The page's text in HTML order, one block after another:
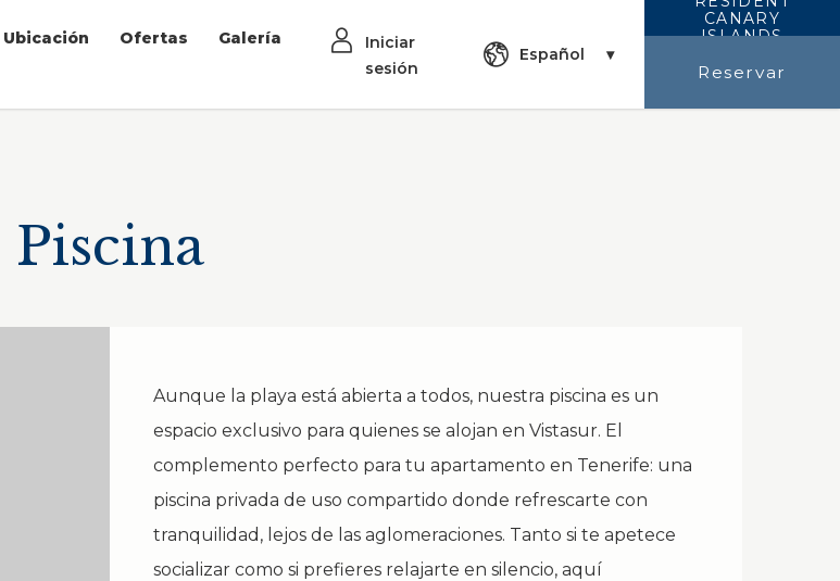
Ubicación Ofertas
Galería
Iniciar
sesión
Español
CANARY
ISLANDS
Reservar
Piscina
Aunque la playa está abierta a todos, nuestra piscina es un
espacio exclusivo para quienes se alojan en Vistasur. El
complemento perfecto para tu apartamento en Tenerife: una
piscina privada de uso compartido donde refrescarte con
tranquilidad, lejos de las aglomeraciones. Tanto si te apetece
socializar como si prefieres relajarte en silencio, aquí